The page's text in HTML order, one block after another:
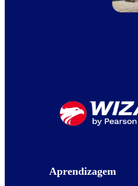
Aprendizagem